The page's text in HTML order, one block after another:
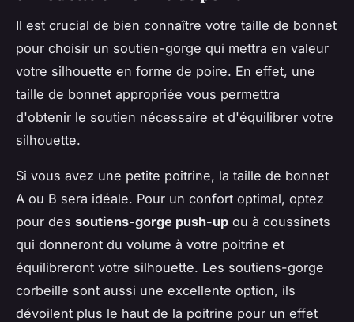
Il est crucial de bien connaître votre taille de bonnet
pour choisir un soutien-gorge qui mettra en valeur
votre silhouette en forme de poire. En effet, une
taille de bonnet appropriée vous permettra
d'obtenir le soutien nécessaire et d'équilibrer votre
silhouette.
Si vous avez une petite poitrine, la taille de bonnet
A ou B sera idéale. Pour un confort optimal, optez
pour des soutiens-gorge push-up ou à coussinets
qui donneront du volume à votre poitrine et
équilibreront votre silhouette. Les soutiens-gorge
corbeille sont aussi une excellente option, ils
dévoilent plus le haut de la poitrine pour un effet